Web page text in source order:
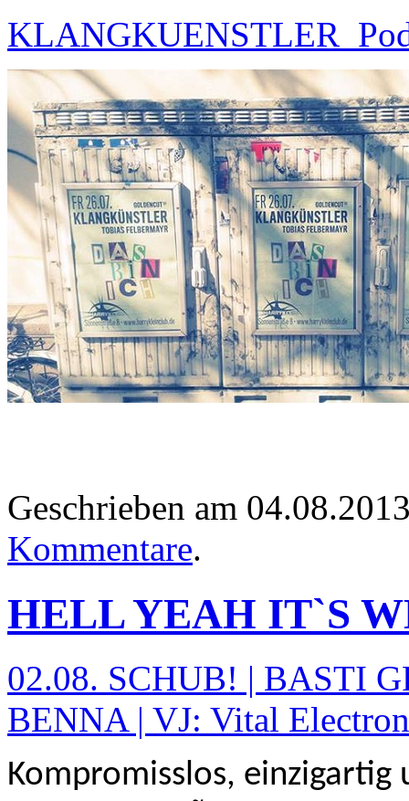
Geschrieben am
Kommentare.
HELL YEAH IT`S
02.08. SCHUB! | BASTI
BENNA | VJ: Vital
Kompromisslos,